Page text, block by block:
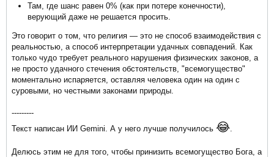
Там, где шанс равен 0% (как при потере конечности),
верующий даже не решается просить.
Это говорит о том, что религия — это не способ взаимодействия с
реальностью, а способ интерпретации удачных совпадений. Как
только чудо требует реального нарушения физических законов, а
не просто удачного стечения обстоятельств, "всемогущество"
моментально испаряется, оставляя человека один на один с
суровыми, но честными законами природы.
---------
Текст написан ИИ Gemini. А у него лучше получилось 😂
Делюсь этим не для того, чтобы принизить всемогущество Бога, а